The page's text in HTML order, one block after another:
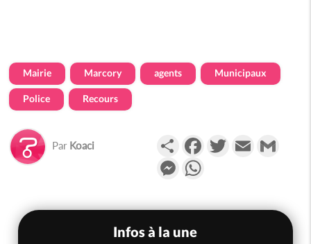
Mairie Marcory agents Municipaux
Police Recours
Par Koaci PartagerFacebookTwitterEmail
Messenger
Infos à la une